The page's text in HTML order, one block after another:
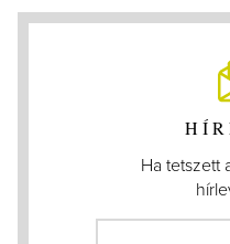
Ha tetszett